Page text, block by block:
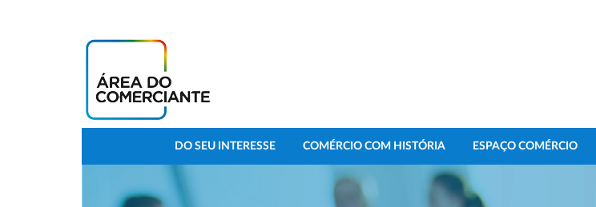
DO SEU INTERESSE COMÉRCIO COM HISTÓRIA ESPAÇO COMÉRCIO